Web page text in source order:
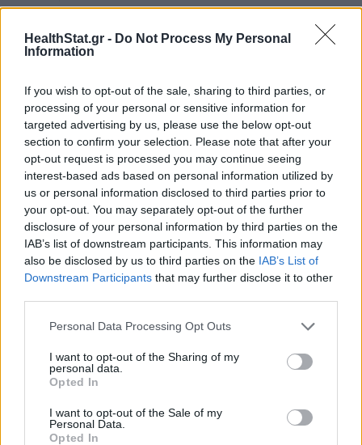
HealthStat.gr - Do Not Process My Personal
Information
If you wish to opt-out of the sale, sharing to third parties, or
processing of your personal or sensitive information for
targeted advertising by us, please use the below opt-out
section to confirm your selection. Please note that after your
opt-out request is processed you may continue seeing
interest-based ads based on personal information utilized by
us or personal information disclosed to third parties prior to
your opt-out. You may separately opt-out of the further
disclosure of your personal information by third parties on the
IAB’s list of downstream participants. This information may
also be disclosed by us to third parties on the IAB’s List of
Downstream Participants that may further disclose it to other
Personal Data Processing Opt Outs
I want to opt-out of the Sharing of my
personal data.
Opted In
I want to opt-out of the Sale of my
Personal Data.
Opted In
Τεχνητά γλυκαντικά: Πώς επηρεάζουν το
μεταβολισμό και την όρεξη